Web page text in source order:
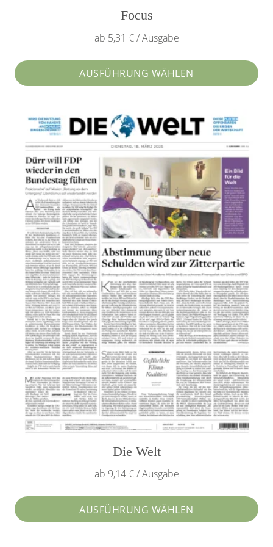
Focus
ab 5,31 € / Ausgabe
AUSFÜHRUNG WÄHLEN
weist
mehrere
Varianten
auf.
Die
Optionen
können
auf
der
Produktseite
gewählt
werden
Die Welt
ab 9,14 € / Ausgabe
AUSFÜHRUNG WÄHLEN